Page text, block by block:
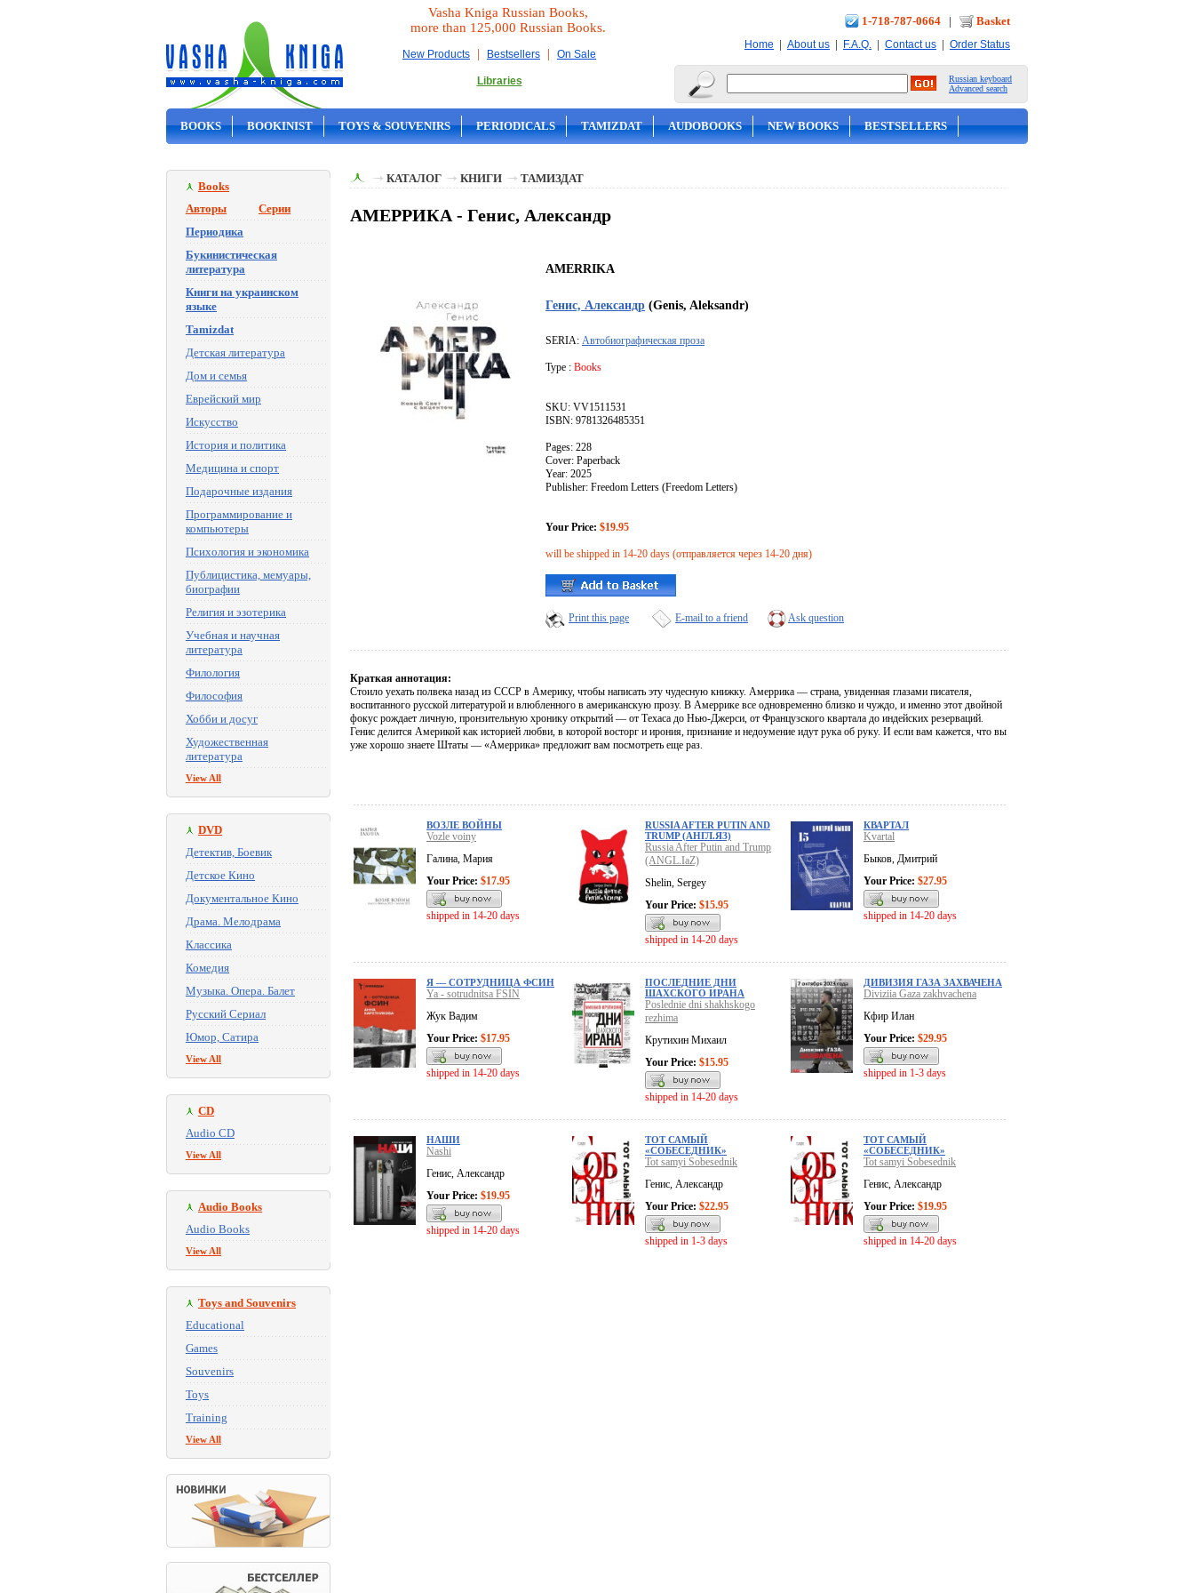
Vasha Kniga Russian Books,
more than 125,000 Russian Books.
New Products | Bestsellers | On Sale
Libraries
1-718-787-0664 | Basket
Home | About us | F.A.Q. | Contact us | Order Status
Russian keyboard
Advanced search
BOOKS BOOKINIST TOYS & SOUVENIRS PERIODICALS TAMIZDAT AUDOBOOKS NEW BOOKS BESTSELLERS
Books
Авторы
Серии
Периодика
Букинистическая
литература
Книги на украинском
языке
Tamizdat
Детская литература
Дом и семья
Еврейский мир
Искусство
История и политика
Медицина и спорт
Подарочные издания
Программирование и
компьютеры
Психология и экономика
Публицистика, мемуары,
биографии
Религия и эзотерика
Учебная и научная
литература
Филология
Философия
Хобби и досуг
Художественная
литература
View All
DVD
Детектив, Боевик
Детское Кино
Документальное Кино
Драма. Мелодрама
Классика
Комедия
Музыка. Опера. Балет
Русский Сериал
Юмор, Сатира
View All
CD
Audio CD
View All
Audio Books
Audio Books
View All
Toys and Souvenirs
Educational
Games
Souvenirs
Toys
Training
View All
КАТАЛОГ КНИГИ ТАМИЗДАТ
АМЕРРИКА - Генис, Александр
AMERRIKA
Генис, Александр (Genis, Aleksandr)
SERIA: Автобиографическая проза
Type : Books
SKU: VV1511531
ISBN: 9781326485351
Pages: 228
Cover: Paperback
Year: 2025
Publisher: Freedom Letters (Freedom Letters)
Your Price: $19.95
will be shipped in 14-20 days (отправляется через 14-20 дня)
Print this page E-mail to a friend Ask question
Краткая аннотация:
Стоило уехать полвека назад из СССР в Америку, чтобы написать эту чудесную книжку. Амеррика — страна, увиденная глазами писателя,
воспитанного русской литературой и влюбленного в американскую прозу. В Амеррике все одновременно близко и чуждо, и именно этот двойной
фокус рождает личную, пронзительную хронику открытий — от Техаса до Нью-Джерси, от Французского квартала до индейских резерваций.
Генис делится Америкой как историей любви, в которой восторг и ирония, признание и недоумение идут рука об руку. И если вам кажется, что вы
уже хорошо знаете Штаты — «Амеррика» предложит вам посмотреть еще раз.
ВОЗЛЕ ВОЙНЫ
Vozle voiny
Галина, Мария
Your Price: $17.95
shipped in 14-20 days
RUSSIA AFTER PUTIN AND
TRUMP (АНГЛ.ЯЗ)
Russia After Putin and Trump
(ANGL.IaZ)
Shelin, Sergey
Your Price: $15.95
shipped in 14-20 days
КВАРТАЛ
Kvartal
Быков, Дмитрий
Your Price: $27.95
shipped in 14-20 days
Я — СОТРУДНИЦА ФСИН
Ya - sotrudnitsa FSIN
Жук Вадим
Your Price: $17.95
shipped in 14-20 days
ПОСЛЕДНИЕ ДНИ
ШАХСКОГО ИРАНА
Poslednie dni shakhskogo
rezhima
Крутихин Михаил
Your Price: $15.95
shipped in 14-20 days
ДИВИЗИЯ ГАЗА ЗАХВАЧЕНА
Diviziia Gaza zakhvachena
Кфир Илан
Your Price: $29.95
shipped in 1-3 days
НАШИ
Nashi
Генис, Александр
Your Price: $19.95
shipped in 14-20 days
ТОТ САМЫЙ
«СОБЕСЕДНИК»
Tot samyi Sobesednik
Генис, Александр
Your Price: $22.95
shipped in 1-3 days
ТОТ САМЫЙ
«СОБЕСЕДНИК»
Tot samyi Sobesednik
Генис, Александр
Your Price: $19.95
shipped in 14-20 days